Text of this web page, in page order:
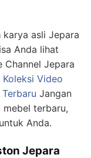
asli Jepara
Anda lihat
Channel Jepara
Koleksi Video
Jangan
terbaru,
Anda.
Jepara